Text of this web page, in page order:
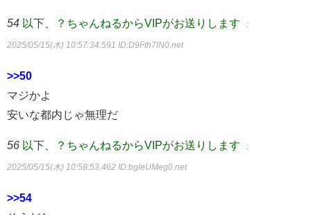
54 以下、？ちゃんねるからVIPがお送りします ：
2025/05/15(木) 10:57:34.591 ID:D9Fth7lN0.net
>>50
マジかよ
安いな都内じゃ無理だ
56 以下、？ちゃんねるからVIPがお送りします ：
2025/05/15(木) 10:58:53.462 ID:bgleUMeg0.net
>>54